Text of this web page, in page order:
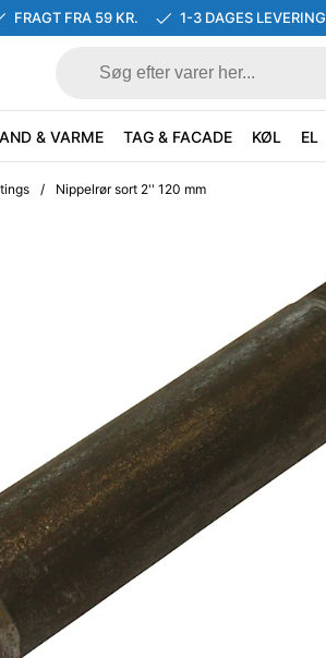
FRAGT FRA 59 KR. 1-3 DAGES LEVERING
& VARME TAG & FACADE KØL EL
/ Nippelrør sort 2'' 120 mm